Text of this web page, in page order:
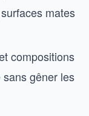
mates
compositions
gêner les